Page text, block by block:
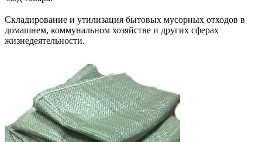
Складирование и утилизация бытовых мусорных отходов в
домашнем, коммунальном хозяйстве и других сферах
жизнедеятельности.